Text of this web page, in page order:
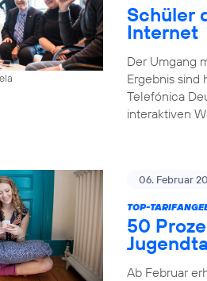
Schüler
Internet
Der Umgang
Ergebnis
Telefónica
interaktiven
06. Februar
TOP-
50
Ab Februar